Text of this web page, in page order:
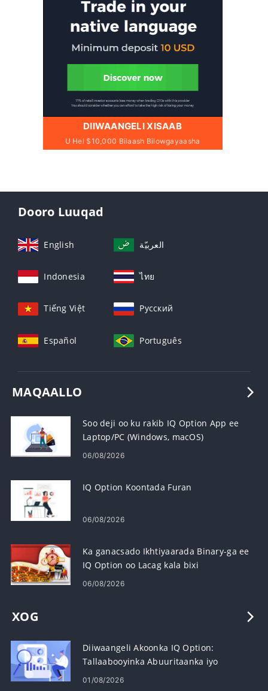
DIIWAANGELI XISAAB
U Hel $10,000 Bilaash Bilowgayaasha
Dooro Luuqad
English العربيّة
Indonesia ไทย
Tiếng Việt Русский
Español Português
MAQAALLO
Soo deji oo ku rakib IQ Option App ee
Laptop/PC (Windows, macOS)
06/08/2026
IQ Option Koontada Furan
06/08/2026
Ka ganacsado Ikhtiyaarada Binary-ga ee
IQ Option oo Lacag kala bixi
06/08/2026
XOG
Diiwaangeli Akoonka IQ Option:
Tallaabooyinka Abuuritaanka iyo
Hawlgelinta
01/08/2026